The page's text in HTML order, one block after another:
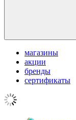
магазины
акции
бренды
сертификаты